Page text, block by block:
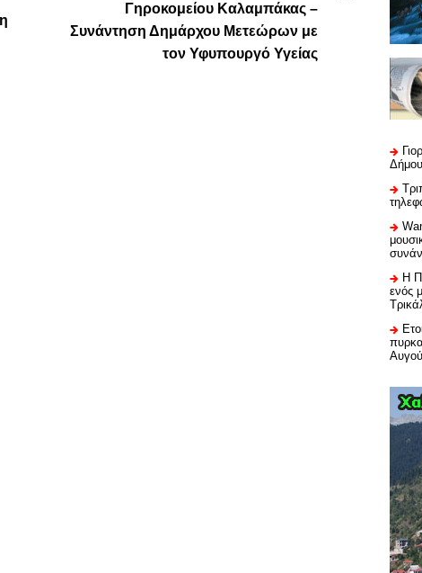
Γηροκομείου Καλαμπάκας –
Συνάντηση Δημάρχου Μετεώρων με
τον Υφυπουργό Υγείας
H
ενός